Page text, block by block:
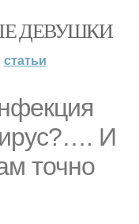
ДЕВУШКИ
статьи
И
точно